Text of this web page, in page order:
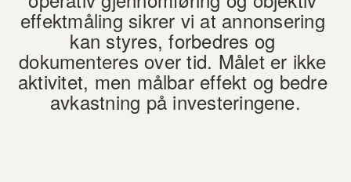
effektmåling sikrer vi at annonsering
kan styres, forbedres og
dokumenteres over tid. Målet er ikke
aktivitet, men målbar effekt og bedre
avkastning på investeringene.